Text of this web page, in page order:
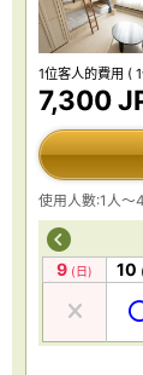
1位客人的費用 (
7,300
使用人數:1人～
9 (日) 10